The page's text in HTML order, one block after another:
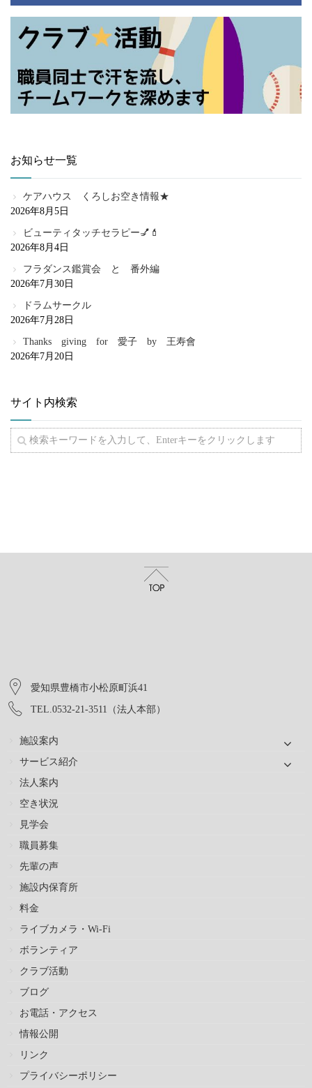
お知らせ一覧
ケアハウス くろしお空き情報★
2026年8月5日
ビューティタッチセラピー💅💄
2026年8月4日
フラダンス鑑賞会 と 番外編
2026年7月30日
ドラムサークル
2026年7月28日
Thanks giving for 愛子 by 王寿會
2026年7月20日
サイト内検索
愛知県豊橋市小松原町浜41
TEL.0532-21-3511（法人本部）
施設案内
サービス紹介
法人案内
空き状況
見学会
職員募集
先輩の声
施設内保育所
料金
ライブカメラ・Wi-Fi
ボランティア
クラブ活動
ブログ
お電話・アクセス
情報公開
リンク
プライバシーポリシー